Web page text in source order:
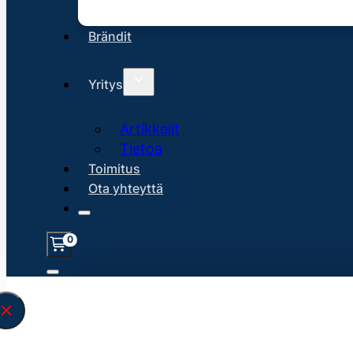
Brändit
Yritys
Artikkelit
Tietoa
Toimitus
Ota yhteyttä
0